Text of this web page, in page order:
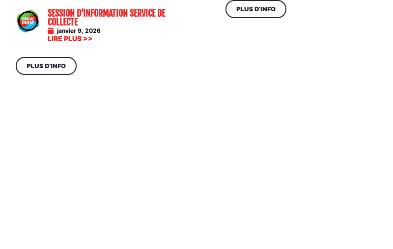
SESSION D’INFORMATION SERVICE DE
COLLECTE
janvier 9, 2026
LIRE PLUS >>
PLUS D'INFO
PLUS D'INFO